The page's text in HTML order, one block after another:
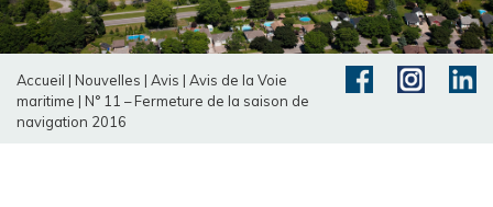
Accueil | Nouvelles | Avis | Avis de la Voie
maritime | N° 11 – Fermeture de la saison de
navigation 2016